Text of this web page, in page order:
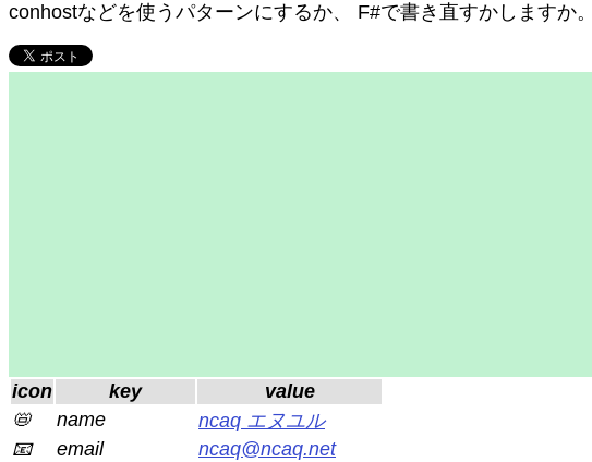
conhostなどを使うパターンにするか、 F#で書き直すかしますか。
icon key
value
📛
name
ncaq エヌユル
📧
email
ncaq@ncaq.net